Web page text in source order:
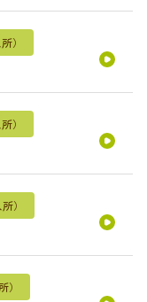
）
）
）